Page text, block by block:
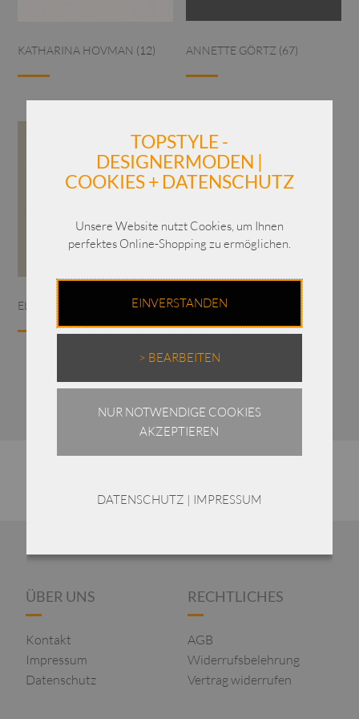
KATHARINA HOVMAN (12) ANNETTE GÖRTZ (67)
ELLi - Lagom
ÜBER UNS
Kontakt
Impressum
Datenschutz
RECHTLICHES
AGB
Widerrufsbelehrung
Vertrag widerrufen
TOPSTYLE -
DESIGNERMODEN |
COOKIES + DATENSCHUTZ
Unsere Website nutzt Cookies, um Ihnen
perfektes Online-Shopping zu ermöglichen.
EINVERSTANDEN
> BEARBEITEN
NUR NOTWENDIGE COOKIES
AKZEPTIEREN
DATENSCHUTZ | IMPRESSUM